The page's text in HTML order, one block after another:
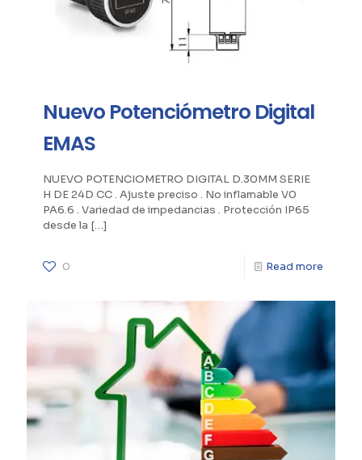
Nuevo Potenciómetro Digital
EMAS
NUEVO POTENCIOMETRO DIGITAL D.30MM SERIE
H DE 24D CC . Ajuste preciso . No inflamable V0
PA6.6 . Variedad de impedancias . Protección IP65
desde la […]
0 Read more